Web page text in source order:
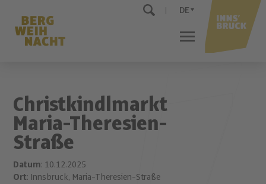
DE
Christkindlmarkt
Maria-Theresien-
Straße
Datum: 10.12.2025
Ort: Innsbruck, Maria-Theresien-Straße